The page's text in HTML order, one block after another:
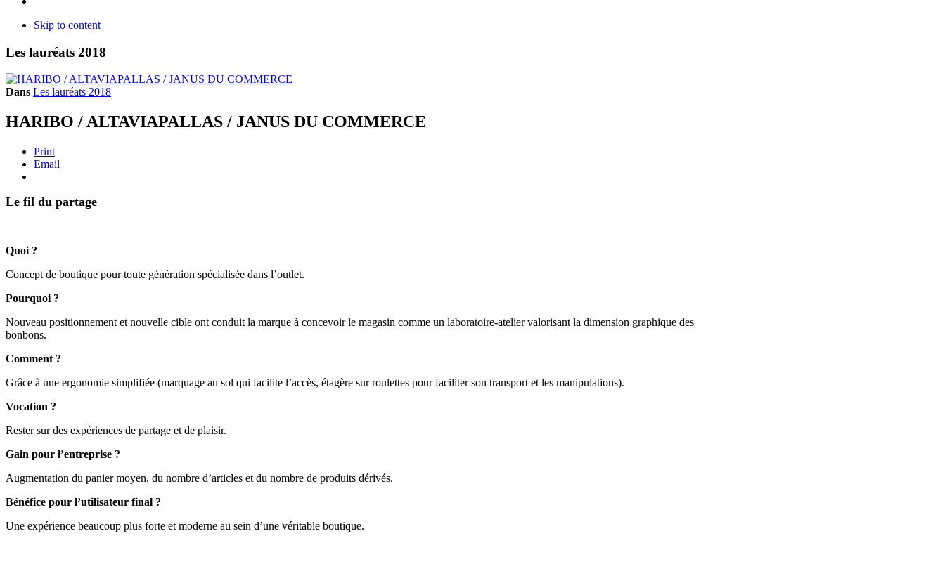
Skip to content
Les lauréats 2018
Dans Les lauréats 2018
HARIBO / ALTAVIAPALLAS / JANUS DU COMMERCE
Print
Email
Le fil du partage
Quoi ?
Concept de boutique pour toute génération spécialisée dans l’outlet.
Pourquoi ?
Nouveau positionnement et nouvelle cible ont conduit la marque à concevoir le magasin comme un laboratoire-atelier valorisant la dimension graphique des
bonbons.
Comment ?
Grâce à une ergonomie simplifiée (marquage au sol qui facilite l’accès, étagère sur roulettes pour faciliter son transport et les manipulations).
Vocation ?
Rester sur des expériences de partage et de plaisir.
Gain pour l’entreprise ?
Augmentation du panier moyen, du nombre d’articles et du nombre de produits dérivés.
Bénéfice pour l’utilisateur final ?
Une expérience beaucoup plus forte et moderne au sein d’une véritable boutique.